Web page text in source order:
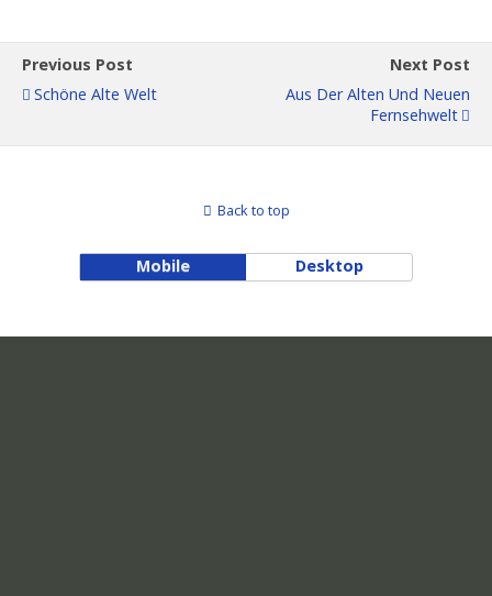
Previous Post
Schöne Alte Welt
Next Post
Aus Der Alten Und Neuen
Fernsehwelt
Back to top
Mobile Desktop